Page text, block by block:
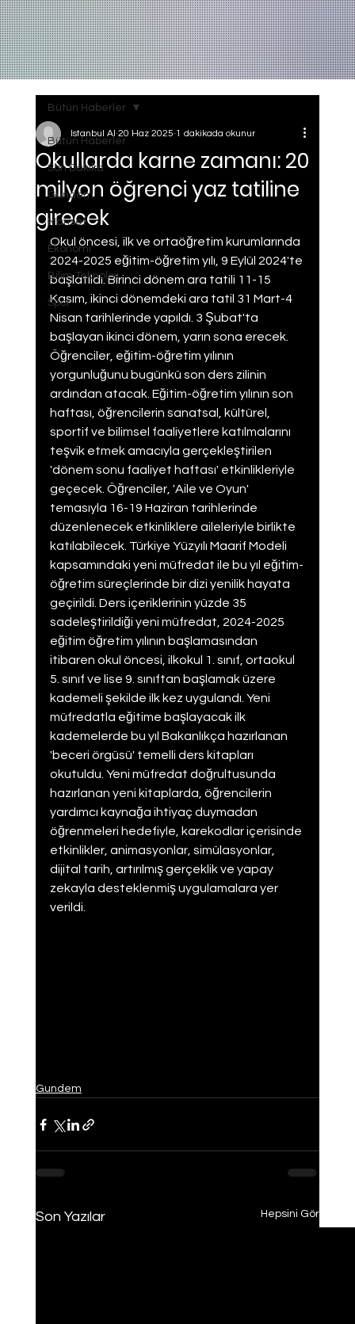
Bütün Haberler
Son Dakika
Gundem
Manset
Ekonomi
Bilim Teknoloji
Spor
Bütün Haberler
Okullarda karne zamanı: 20
milyon öğrenci yaz tatiline
girecek
Istanbul AI 20 Haz 2025 1 dakikada okunur
Okul öncesi, ilk ve ortaöğretim kurumlarında
2024-2025 eğitim-öğretim yılı, 9 Eylül 2024'te
başlatıldı. Birinci dönem ara tatili 11-15
Kasım, ikinci dönemdeki ara tatil 31 Mart-4
Nisan tarihlerinde yapıldı. 3 Şubat'ta
başlayan ikinci dönem, yarın sona erecek.
Öğrenciler, eğitim-öğretim yılının
yorgunluğunu bugünkü son ders zilinin
ardından atacak. Eğitim-öğretim yılının son
haftası, öğrencilerin sanatsal, kültürel,
sportif ve bilimsel faaliyetlere katılmalarını
teşvik etmek amacıyla gerçekleştirilen
'dönem sonu faaliyet haftası' etkinlikleriyle
geçecek. Öğrenciler, 'Aile ve Oyun'
temasıyla 16-19 Haziran tarihlerinde
düzenlenecek etkinliklere aileleriyle birlikte
katılabilecek. Türkiye Yüzyılı Maarif Modeli
kapsamındaki yeni müfredat ile bu yıl eğitim-
öğretim süreçlerinde bir dizi yenilik hayata
geçirildi. Ders içeriklerinin yüzde 35
sadeleştirildiği yeni müfredat, 2024-2025
eğitim öğretim yılının başlamasından
itibaren okul öncesi, ilkokul 1. sınıf, ortaokul
5. sınıf ve lise 9. sınıftan başlamak üzere
kademeli şekilde ilk kez uygulandı. Yeni
müfredatla eğitime başlayacak ilk
kademelerde bu yıl Bakanlıkça hazırlanan
'beceri örgüsü' temelli ders kitapları
okutuldu. Yeni müfredat doğrultusunda
hazırlanan yeni kitaplarda, öğrencilerin
yardımcı kaynağa ihtiyaç duymadan
öğrenmeleri hedefiyle, karekodlar içerisinde
etkinlikler, animasyonlar, simülasyonlar,
dijital tarih, artırılmış gerçeklik ve yapay
zekayla desteklenmiş uygulamalara yer
verildi.
Gundem
Son Yazılar Hepsini Gör